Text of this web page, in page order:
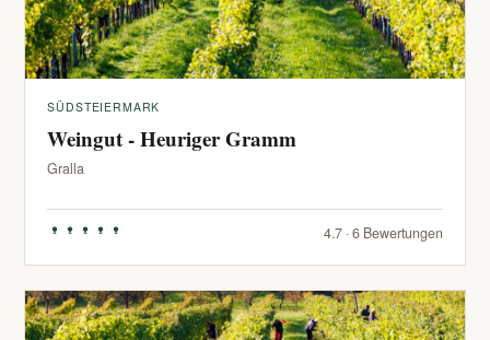
SÜDSTEIERMARK
Weingut - Heuriger Gramm
Gralla
4.7 · 6 Bewertungen